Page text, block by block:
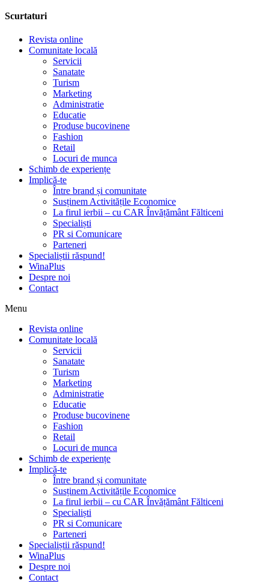
Scurtaturi
Revista online
Comunitate locală
Servicii
Sanatate
Turism
Marketing
Administratie
Educatie
Produse bucovinene
Fashion
Retail
Locuri de munca
Schimb de experiențe
Implică-te
Între brand și comunitate
Susținem Activitățile Economice
La firul ierbii – cu CAR Învățământ Fălticeni
Specialiști
PR si Comunicare
Parteneri
Specialiștii răspund!
WinaPlus
Despre noi
Contact
Menu
Revista online
Comunitate locală
Servicii
Sanatate
Turism
Marketing
Administratie
Educatie
Produse bucovinene
Fashion
Retail
Locuri de munca
Schimb de experiențe
Implică-te
Între brand și comunitate
Susținem Activitățile Economice
La firul ierbii – cu CAR Învățământ Fălticeni
Specialiști
PR si Comunicare
Parteneri
Specialiștii răspund!
WinaPlus
Despre noi
Contact